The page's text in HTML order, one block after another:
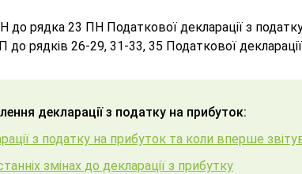
рядка 23 ПН Податкової декларації з
рядків 26-29, 31-33, 35 Податкової
декларації з податку на прибуток:
з податку на прибуток та коли вперше
змінах до декларації з прибутку